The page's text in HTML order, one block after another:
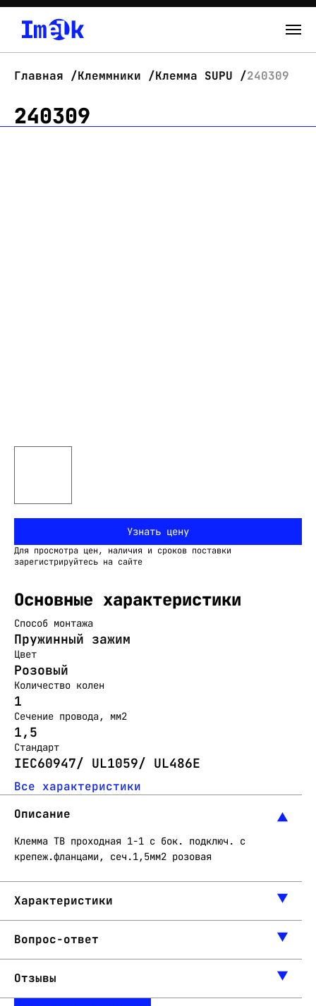
Главная Клеммники Клемма SUPU 240309
240309
Узнать цену
Для просмотра цен, наличия и сроков поставки
зарегистрируйтесь на сайте
Основные характеристики
Способ монтажа
Пружинный зажим
Цвет
Розовый
Количество колен
1
Сечение провода, мм2
1,5
Стандарт
IEC60947/ UL1059/ UL486E
Все характеристики
Описание
Клемма TB проходная 1-1 с бок. подключ. с
крепеж.фланцами, сеч.1,5мм2 розовая
Характеристики
Вопрос-ответ
Отзывы